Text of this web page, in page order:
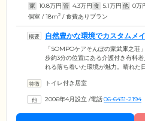
家 10.8万円 管 4.3万円 食 5.1万円 他 0万
個室 / 18m2 / 食費ありプラン
自然豊かな環境でカスタムメ
「SOMPOケアそんぽの家武庫之荘
歩約3分の位置にある介護付き有料
れる落ち着いた環境が魅力。晴れた
メイドケア」をご提供。ご入居者様
リビングは明るい自然光が差し込む
ームな雰囲気のなか、お食事を召し
トイレ付き居室
2006年4月設立 /電話06-6431-2194